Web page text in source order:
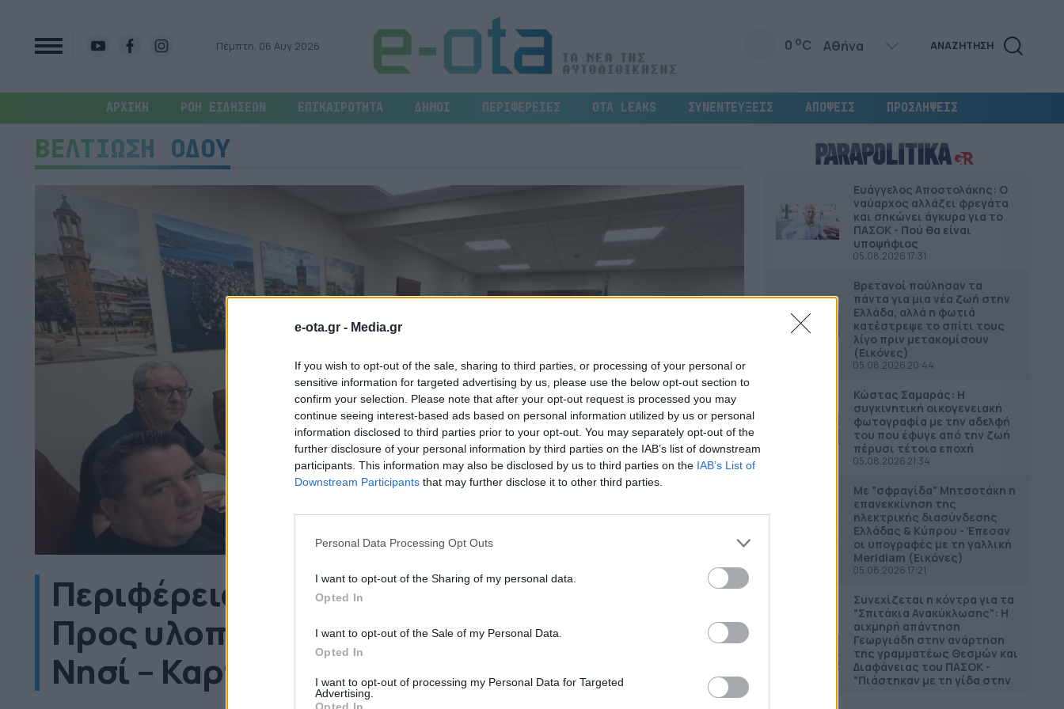
e-ota.gr - Media.gr
If you wish to opt-out of the sale, sharing to third parties, or processing of your personal or
sensitive information for targeted advertising by us, please use the below opt-out section to
confirm your selection. Please note that after your opt-out request is processed you may
continue seeing interest-based ads based on personal information utilized by us or personal
information disclosed to third parties prior to your opt-out. You may separately opt-out of the
further disclosure of your personal information by third parties on the IAB’s list of downstream
participants. This information may also be disclosed by us to third parties on the IAB’s List of
Downstream Participants that may further disclose it to other third parties.
Personal Data Processing Opt Outs
I want to opt-out of the Sharing of my personal data.
Opted In
I want to opt-out of the Sale of my Personal Data.
Opted In
I want to opt-out of processing my Personal Data for Targeted
Advertising.
Opted In
Πέμπτη, 06 Αυγ 2026 0 oC ΑΝΑΖΗΤΗΣΗ
ΑΡΧΙΚΗ ΡΟΗ ΕΙΔΗΣΕΩΝ ΕΠΙΚΑΙΡΟΤΗΤΑ ΔΗΜΟΙ ΠΕΡΙΦΕΡΕΙΕΣ OTA LEAKS ΣΥΝΕΝΤΕΥΞΕΙΣ ΑΠΟΨΕΙΣ ΠΡΟΣΛΗΨΕΙΣ
ΒΕΛΤΙΩΣΗ ΟΔΟΥ
Περιφέρεια Δυτ. Μακεδονίας:
Προς υλοποίηση ο οδικός άξονας
Νησί – Καρπερό
Ευάγγελος Αποστολάκης: Ο
ναύαρχος αλλάζει φρεγάτα
και σηκώνει άγκυρα για το
ΠΑΣΟΚ - Πού θα είναι
υποψήφιος
05.08.2026 17:31
Βρετανοί πούλησαν τα
πάντα για μια νέα ζωή στην
Ελλάδα, αλλά η φωτιά
κατέστρεψε το σπίτι τους
λίγο πριν μετακομίσουν
(Εικόνες)
05.08.2026 20:44
Κώστας Σαμαράς: Η
συγκινητική οικογενειακή
φωτογραφία με την αδελφή
του που έφυγε από την ζωή
πέρυσι τέτοια εποχή
05.08.2026 21:34
Με "σφραγίδα" Μητσοτάκη η
επανεκκίνηση της
ηλεκτρικής διασύνδεσης
Ελλάδας & Κύπρου - Έπεσαν
οι υπογραφές με τη γαλλική
Meridiam (Εικόνες)
05.08.2026 17:21
Συνεχίζεται η κόντρα για τα
"Σπιτάκια Ανακύκλωσης": Η
αιχμηρή απάντηση
Γεωργιάδη στην ανάρτηση
της γραμματέως Θεσμών και
Διαφάνειας του ΠΑΣΟΚ -
"Πιάστηκαν με τη γίδα στην
πλάτη"